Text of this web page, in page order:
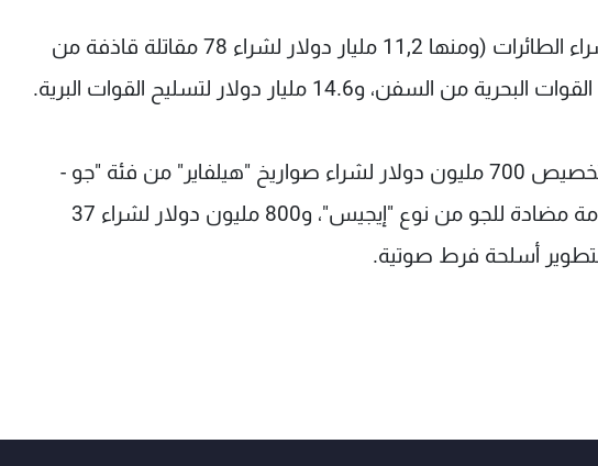
ويقترح المشروع تخصيص 57.7 مليار دولار لشراء الطائرات (ومنها 11,2 مليار دولار لشراء 78 مقاتلة قاذفة من
ومن البنود الأخرى لمشروع الميزانية الدفاعية تخصيص 700 مليون دولار لشراء صواريخ "هيلفاير" من فئة "جو -
أرض"، و1,7 مليار دولار لشراء ونشر 37 منظومة مضادة للجو من نوع "إيجيس"، و800 مليون دولار لشراء 37